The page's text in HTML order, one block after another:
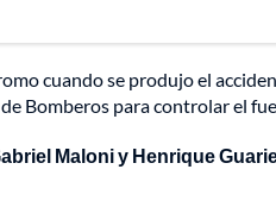
cuando se produjo el
Bomberos para controlar el
Maloni y Henrique